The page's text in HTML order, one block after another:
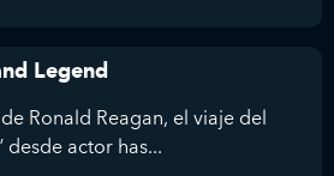
Legend
Ronald Reagan, el viaje del
actor has...